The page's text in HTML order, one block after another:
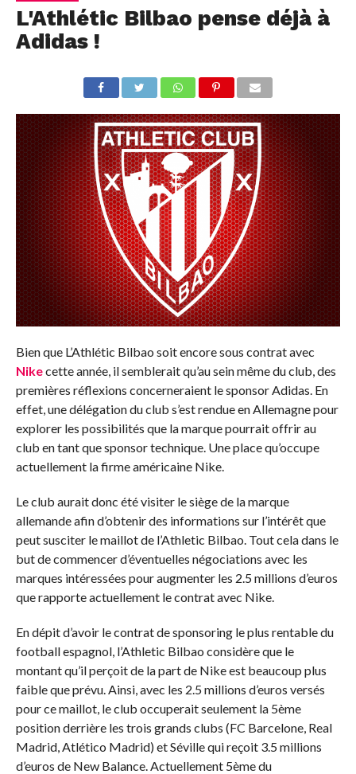
L'Athlétic Bilbao pense déjà à
Adidas !
Bien que L’Athlétic Bilbao soit encore sous contrat avec
Nikecette année, il semblerait qu’au sein même du club, des
premières réflexions concerneraient le sponsor Adidas. En
effet, une délégation du club s’est rendue en Allemagne pour
explorer les possibilités que la marque pourrait offrir au
club en tant que sponsor technique. Une place qu’occupe
actuellement la firme américaine Nike.
Le club aurait donc été visiter le siège de la marque
allemande afin d’obtenir des informations sur l’intérêt que
peut susciter le maillot de l’Athletic Bilbao. Tout cela dans le
but de commencer d’éventuelles négociations avec les
marques intéressées pour augmenter les 2.5 millions d’euros
que rapporte actuellement le contrat avec Nike.
En dépit d’avoir le contrat de sponsoring le plus rentable du
football espagnol, l’Athletic Bilbao considère que le
montant qu’il perçoit de la part de Nike est beaucoup plus
faible que prévu. Ainsi, avec les 2.5 millions d’euros versés
pour ce maillot, le club occuperait seulement la 5ème
position derrière les trois grands clubs (FC Barcelone, Real
Madrid, Atlético Madrid) et Séville qui reçoit 3.5 millions
d’euros de New Balance. Actuellement 5ème du